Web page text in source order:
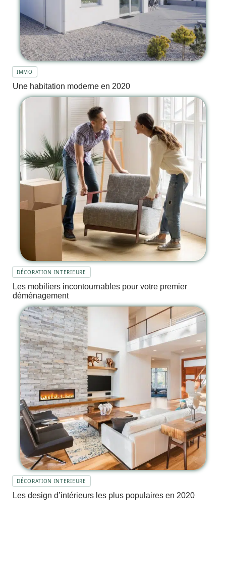
IMMO
Une habitation moderne en 2020
DÉCORATION INTERIEURE
Les mobiliers incontournables pour votre premier
déménagement
DÉCORATION INTERIEURE
Les design d’intérieurs les plus populaires en 2020